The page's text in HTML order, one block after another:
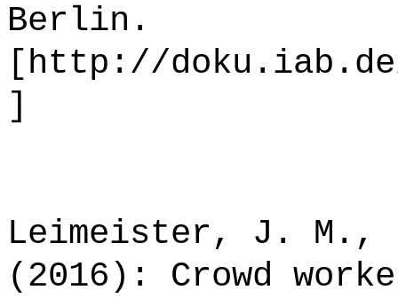
Berlin.
[http://
]
Leimeister, J. M.,
(2016): Crowd